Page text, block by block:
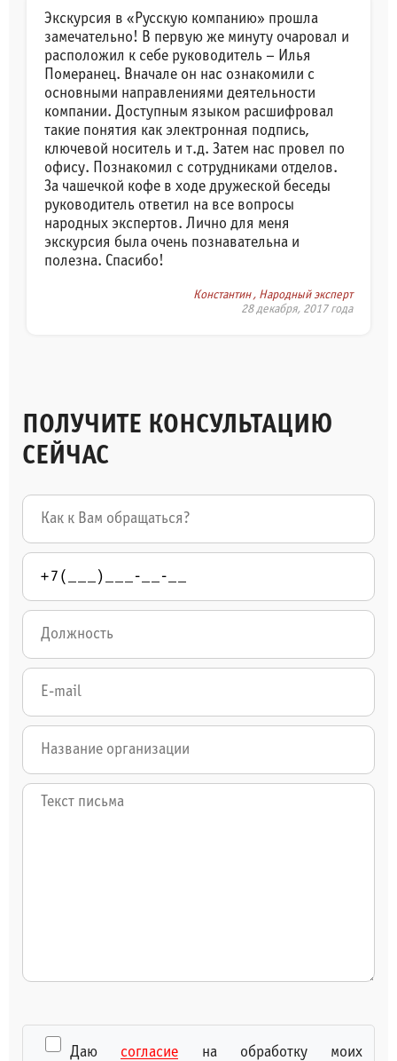
Экскурсия в «Русскую компанию» прошла
замечательно! В первую же минуту очаровал и
расположил к себе руководитель – Илья
Померанец. Вначале он нас ознакомили с
основными направлениями деятельности
компании. Доступным языком расшифровал
такие понятия как электронная подпись,
ключевой носитель и т.д. Затем нас провел по
офису. Познакомил с сотрудниками отделов.
За чашечкой кофе в ходе дружеской беседы
руководитель ответил на все вопросы
народных экспертов. Лично для меня
экскурсия была очень познавательна и
полезна. Спасибо!
Константин , Народный эксперт
28 декабря, 2017 года
ПОЛУЧИТЕ КОНСУЛЬТАЦИЮ
СЕЙЧАС
Даю согласие на обработку моих